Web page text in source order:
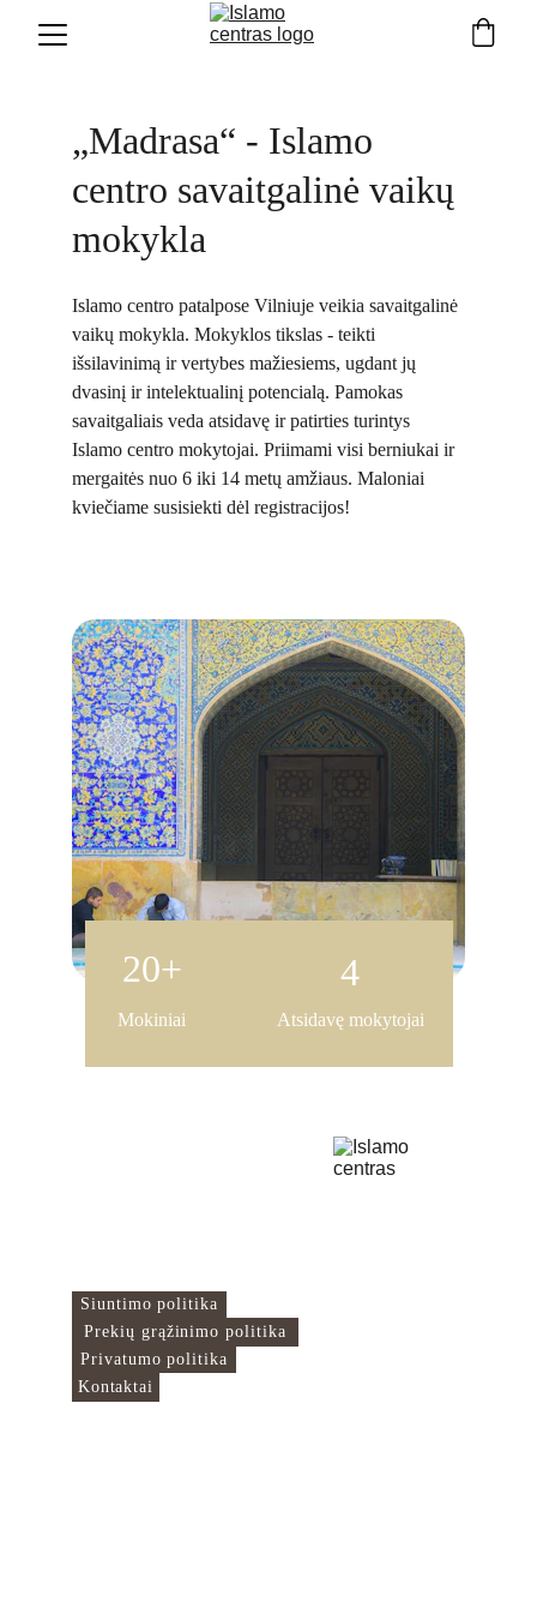
„Madrasa“ - Islamo
centro savaitgalinė vaikų
mokykla
Islamo centro patalpose Vilniuje veikia savaitgalinė
vaikų mokykla. Mokyklos tikslas - teikti
išsilavinimą ir vertybes mažiesiems, ugdant jų
dvasinį ir intelektualinį potencialą. Pamokas
savaitgaliais veda atsidavę ir patirties turintys
Islamo centro mokytojai. Priimami visi berniukai ir
mergaitės nuo 6 iki 14 metų amžiaus. Maloniai
kviečiame susisiekti dėl registracijos!
20+ 4
Atsidavę mokytojai
Mokiniai
Privatumo politika
Prekių grąžinimo politika
Siuntimo politika
Kontaktai